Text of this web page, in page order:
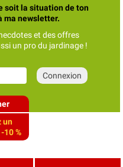
soit la situation de ton
ma newsletter.
et des offres
un pro du jardinage !
un
10 %